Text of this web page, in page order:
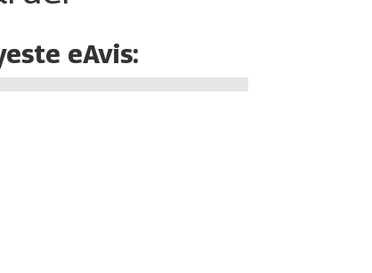
eAvis: